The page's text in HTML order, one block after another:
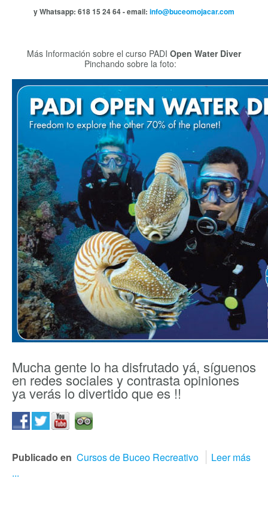
y Whatsapp: 618 15 24 64 - email: info@buceomojacar.com
Más Información sobre el curso PADI Open Water Diver
Pinchando sobre la foto:
Mucha gente lo ha disfrutado yá, síguenos
en redes sociales y contrasta opiniones
ya verás lo divertido que es !!
Publicado en Cursos de Buceo Recreativo
Leer más
...